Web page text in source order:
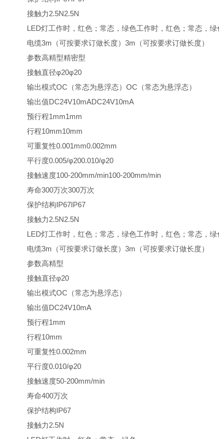
接触力2.5N2.5N
LED灯工作时，红色；常态，绿色工作时，红色；常态，绿
电缆3m（可按要求订做长度）3m（可按要求订做长度）
参数高精型精密型
接触直径φ20φ20
输出模式OC（常态为悬浮态）OC（常态为悬浮态）
输出值DC24V10mADC24V10mA
预行程1mm1mm
行程10mm10mm
可重复性0.001mm0.002mm
平行度0.005/φ200.010/φ20
接触速度100-200mm/min100-200mm/min
寿命300万次300万次
保护结构IP67IP67
接触力2.5N2.5N
LED灯工作时，红色；常态，绿色工作时，红色；常态，绿
电缆3m（可按要求订做长度）3m（可按要求订做长度）
参数高精型
接触直径φ20
输出模式OC（常态为悬浮态）
输出值DC24V10mA
预行程1mm
行程10mm
可重复性0.002mm
平行度0.010/φ20
接触速度50-200mm/min
寿命400万次
保护结构IP67
接触力2.5N